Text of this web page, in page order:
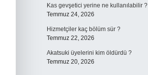
Kas gevşetici yerine ne kullanılabilir ?
Temmuz 24, 2026
Hizmetçiler kaç bölüm sür ?
Temmuz 22, 2026
Akatsuki üyelerini kim öldürdü ?
Temmuz 20, 2026